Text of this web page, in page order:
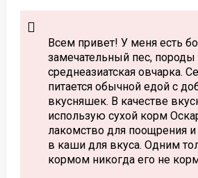
Всем привет! У меня есть
замечательный пес, породы
среднеазиатская овчарка.
питается обычной едой с
вкусняшек. В качестве
использую сухой корм
лакомство для поощрения
в каши для вкуса. Одним
кормом никогда его не